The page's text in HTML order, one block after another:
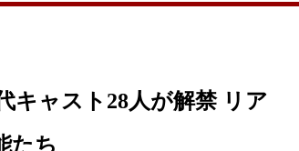
キャスト28人が解禁 リア
たち